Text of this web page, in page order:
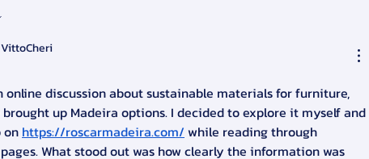
online discussion about sustainable materials for furniture,
brought up Madeira options. I decided to explore it myself and
on https://roscarmadeira.com/ while reading through
What stood out was how clearly the information was